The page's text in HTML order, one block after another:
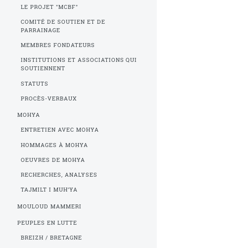
LE PROJET "MCBF"
COMITÉ DE SOUTIEN ET DE
PARRAINAGE
MEMBRES FONDATEURS
INSTITUTIONS ET ASSOCIATIONS QUI
SOUTIENNENT
STATUTS
PROCÈS-VERBAUX
MOHYA
ENTRETIEN AVEC MOHYA
HOMMAGES À MOHYA
OEUVRES DE MOHYA
RECHERCHES, ANALYSES
TAJMILT I MUH’YA
MOULOUD MAMMERI
PEUPLES EN LUTTE
BREIZH / BRETAGNE